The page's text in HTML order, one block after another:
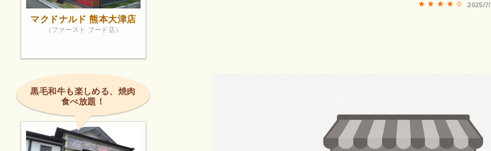
2025/
マクドナルド 熊本大津店
（ファースト フード店）
黒毛和牛も楽しめる、焼肉
食べ放題！